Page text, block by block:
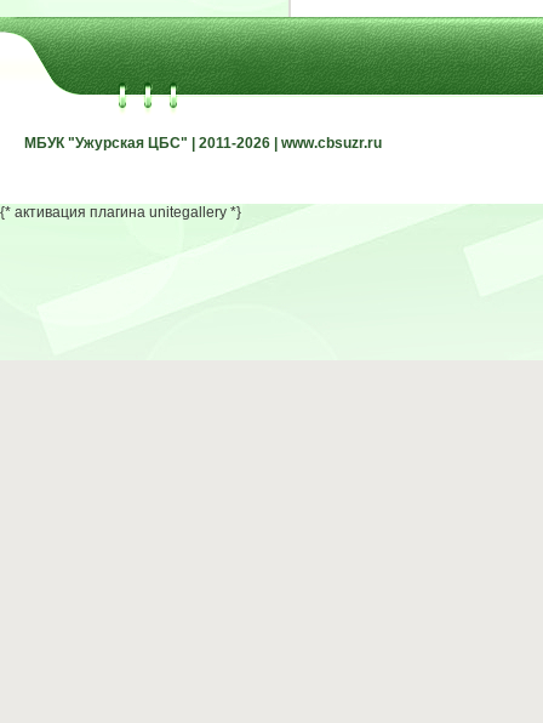
МБУК "Ужурская ЦБС" | 2011-2026 | www.cbsuzr.ru
МБУК "Ужурская ЦБС" | 2011-2026 | www.cbsuzr.ru
{* активация плагина unitegallery *}